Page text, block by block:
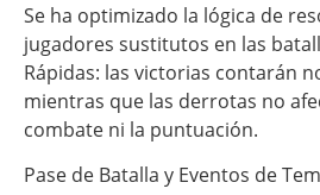
Se ha optimizado la lógica de
jugadores sustitutos en las
Rápidas: las victorias contarán
mientras que las derrotas no
combate ni la puntuación.
Pase de Batalla y Eventos de